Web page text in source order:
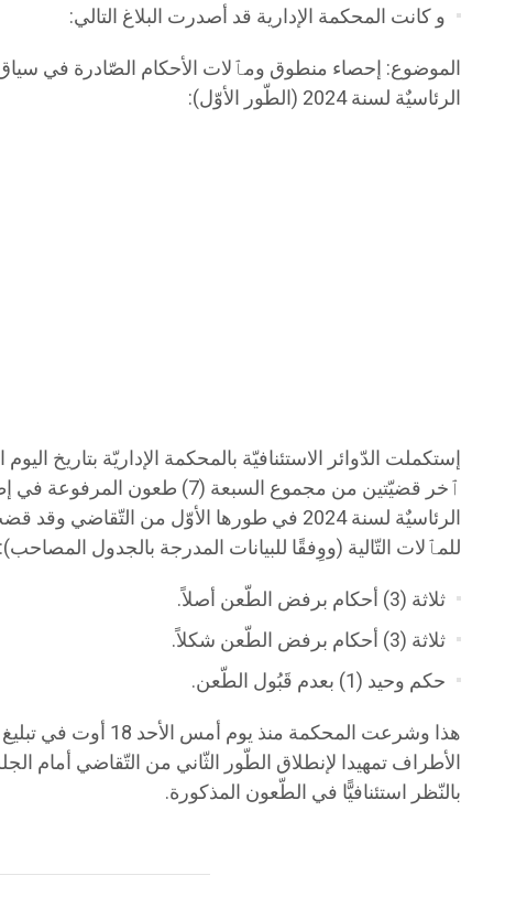
و كانت المحكمة الإدارية قد أصدرت البلاغ التالي:
الموضوع: إحصاء منطوق ومٱلات الأحكام الصّادرة في سياق
الرئاسيٌة لسنة 2024 (الطّور الأوّل):
ٱخر قضيّتين من مجموع السبعة (7)
الرئاسيٌة لسنة 2024 في طورها الأوّل من
للمٱلات التّالية (ووِفقًا للبيانات المدرجة بالجدول المصاحب):
ثلاثة (3) أحكام برفض الطّعن أصلاً.
ثلاثة (3) أحكام برفض الطّعن شكلاً.
حكم وحيد (1) بعدم قَبُول الطّعن.
هذا وشرعت المحكمة منذ
الأطراف تمهيدا لإنطلاق الطّور الثّاني من التّقاضي أمام
بالنّظر استئنافيًّا في الطّعون المذكورة.